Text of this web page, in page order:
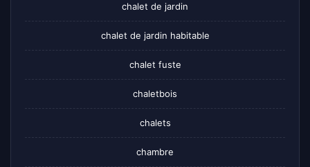
chalet de jardin
chalet de jardin habitable
chalet fuste
chaletbois
chalets
chambre